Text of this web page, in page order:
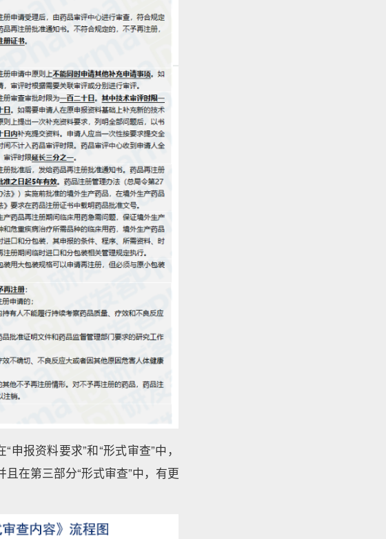
报资料要求”和“形式审查”中，
在第三部分“形式审查”中，有更